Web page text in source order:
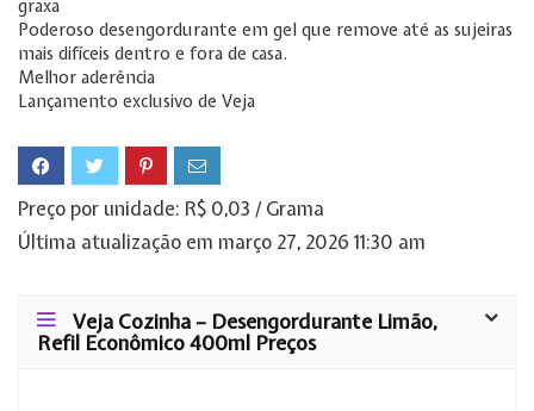
graxa
Poderoso desengordurante em gel que remove até as sujeiras
mais difíceis dentro e fora de casa.
Melhor aderência
Lançamento exclusivo de Veja
Preço por unidade: R$ 0,03 / Grama
Última atualização em março 27, 2026 11:30 am
Veja Cozinha – Desengordurante Limão,
Refil Econômico 400ml Preços